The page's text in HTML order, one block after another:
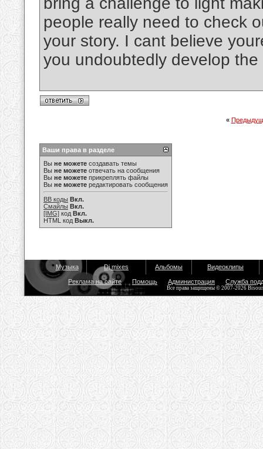
people really need to check
your story. I cant believe
you undoubtedly develop
«
Ваши права в разделе
Вы не можете создавать темы
Вы не можете отвечать на сообщения
Вы не можете прикреплять файлы
Вы не можете редактировать сообщения
BB коды Вкл.
Смайлы Вкл.
[IMG] код Вкл.
HTML код Выкл.
Музыка Dj mixes Альбомы Видеоклипы
Реклама на сайте Помощь Администрация Служба
Все права защищены © 2007-2026